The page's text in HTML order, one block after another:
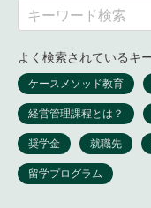
よく検索されているキ